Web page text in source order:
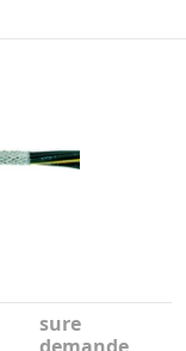
sure
demande